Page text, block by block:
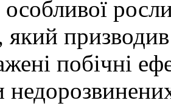
який
побічні